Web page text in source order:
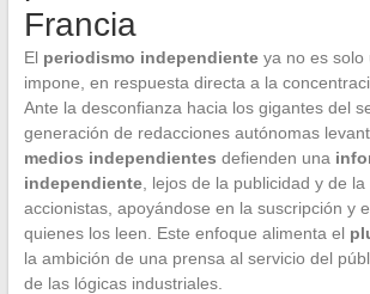
Francia
El periodismo independienteya no es solo
impone, en respuesta directa a la
Ante la desconfianza hacia los gigantes del
generación de redacciones autónomas
medios independientes defienden una
independiente, lejos de la publicidad y de
accionistas, apoyándose en la suscripción y
quienes los leen. Este enfoque alimenta el
la ambición de una prensa al servicio del
de las lógicas industriales.